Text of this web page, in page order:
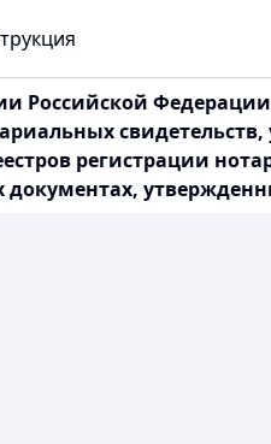
Российской
регистрации
документах,